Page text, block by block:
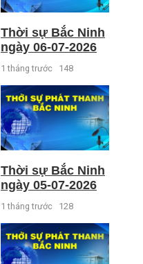
Thời sự Bắc Ninh
ngày 06-07-2026
1 tháng trước 148
Thời sự Bắc Ninh
ngày 05-07-2026
1 tháng trước 128